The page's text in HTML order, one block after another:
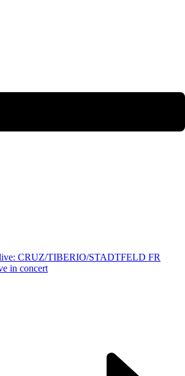
live: CRUZ/TIBERIO/STADTFELD FR
in concert